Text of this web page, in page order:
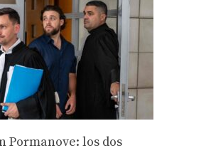
Pormanove: los dos